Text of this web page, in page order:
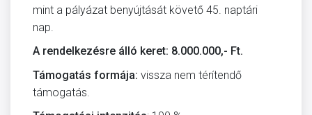
mint a pályázat benyújtását követő 45. naptári
nap.
A rendelkezésre álló keret: 8.000.000,- Ft.
Támogatás formája: vissza nem térítendő
támogatás.